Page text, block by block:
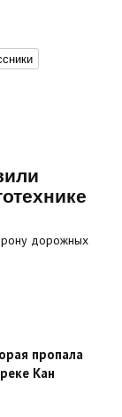
дорожных
пропала
Кан